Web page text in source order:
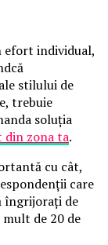
efort individual,
stilului de
trebuie
soluția
din zona ta.
cu cât,
care
îngrijorați de
de 20 de